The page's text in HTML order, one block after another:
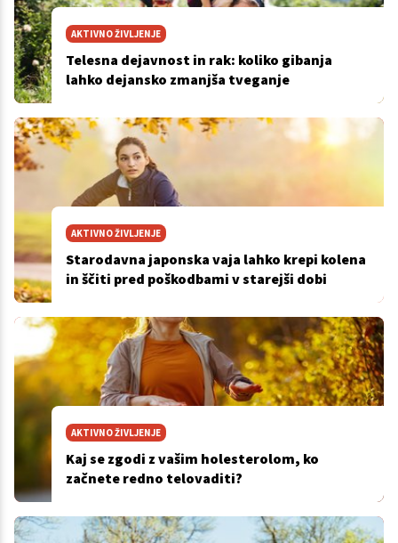
AKTIVNO ŽIVLJENJE
Telesna dejavnost in rak: koliko gibanja
lahko dejansko zmanjša tveganje
AKTIVNO ŽIVLJENJE
Starodavna japonska vaja lahko krepi kolena
in ščiti pred poškodbami v starejši dobi
AKTIVNO ŽIVLJENJE
Kaj se zgodi z vašim holesterolom, ko
začnete redno telovaditi?